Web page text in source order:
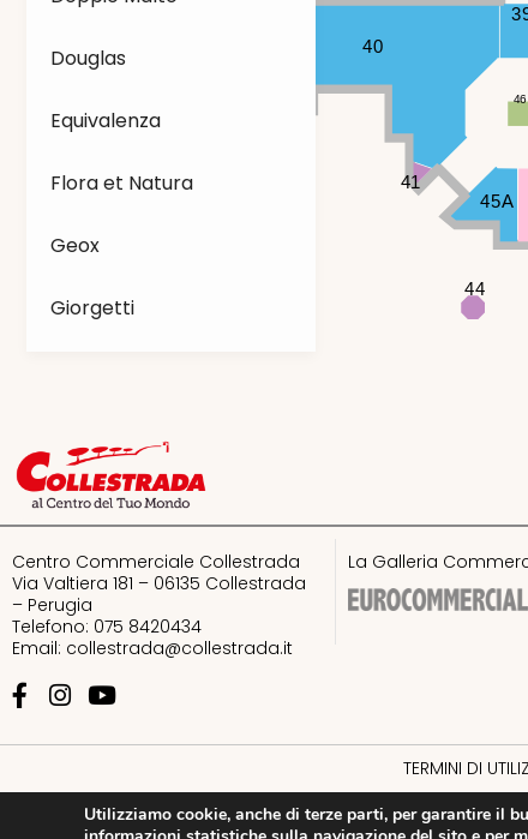
46
45A
44
41
40
Douglas
Equivalenza
Flora et Natura
Geox
Giorgetti
Guess
H&M
I love pokè
I Preziosi
Imperial
Intimissimi uomo
Centro Commerciale Collestrada
Via Valtiera 181 – 06135 Collestrada
– Perugia
Telefono: 075 8420434
Email: collestrada@collestrada.it
La Galleria
TERMINI DI
Utilizziamo cookie, anche di terze parti, per garantire il